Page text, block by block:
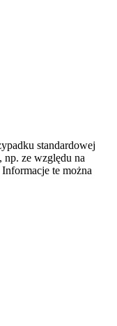
standardowej
np. ze względu na
te można